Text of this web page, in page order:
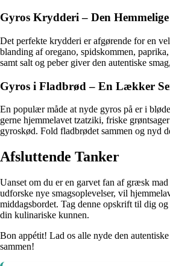
Gyros Krydderi – Den
Det perfekte krydderi er afgørende for en
blanding af oregano, spidskommen,
samt salt og peber giver den autentiske
Gyros i Fladbrød – En Lækker
En populær måde at nyde gyros på er i
gerne hjemmelavet tzatziki, friske
gyroskød. Fold fladbrødet sammen og nyd
Afsluttende Tanker
Uanset om du er en garvet fan af græsk
udforske nye smagsoplevelser, vil
middagsbordet. Tag denne opskrift til dig
din kulinariske kunnen.
Bon appétit! Lad os alle nyde den
sammen!